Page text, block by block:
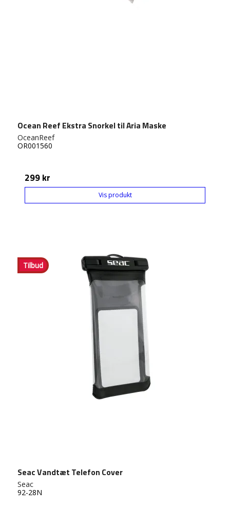
Ocean Reef Ekstra Snorkel til Aria Maske
OceanReef
OR001560
299 kr
Vis produkt
Tilbud
Seac Vandtæt Telefon Cover
Seac
92-28N